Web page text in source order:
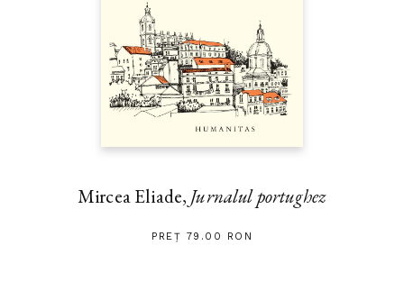
Mircea Eliade, Jurnalul portughez
PREȚ 79.00 RON